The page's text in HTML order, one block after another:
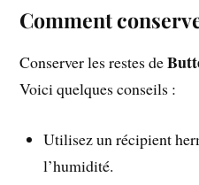
Comment
Conserver les restes de
Voici quelques conseils :
Utilisez un récipient
l’humidité.